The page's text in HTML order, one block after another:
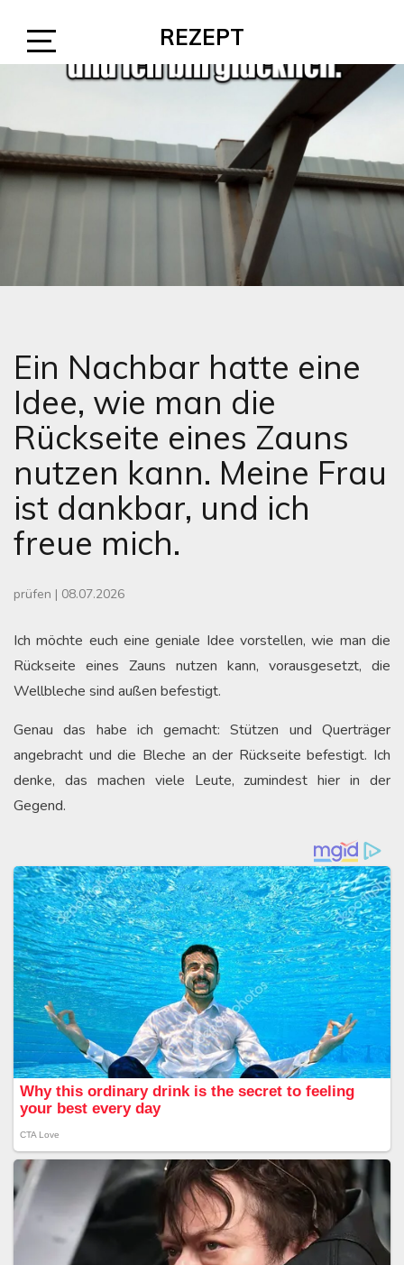
content
Open
REZEPT
Ein Nachbar hatte eine
Idee, wie man die
Rückseite eines Zauns
nutzen kann. Meine Frau
ist dankbar, und ich
freue mich.
prüfen | 08.07.2026
Ich möchte euch eine geniale Idee vorstellen, wie man die
Rückseite eines Zauns nutzen kann, vorausgesetzt, die
Wellbleche sind außen befestigt.
Genau das habe ich gemacht: Stützen und Querträger
angebracht und die Bleche an der Rückseite befestigt. Ich
denke, das machen viele Leute, zumindest hier in der
Gegend.